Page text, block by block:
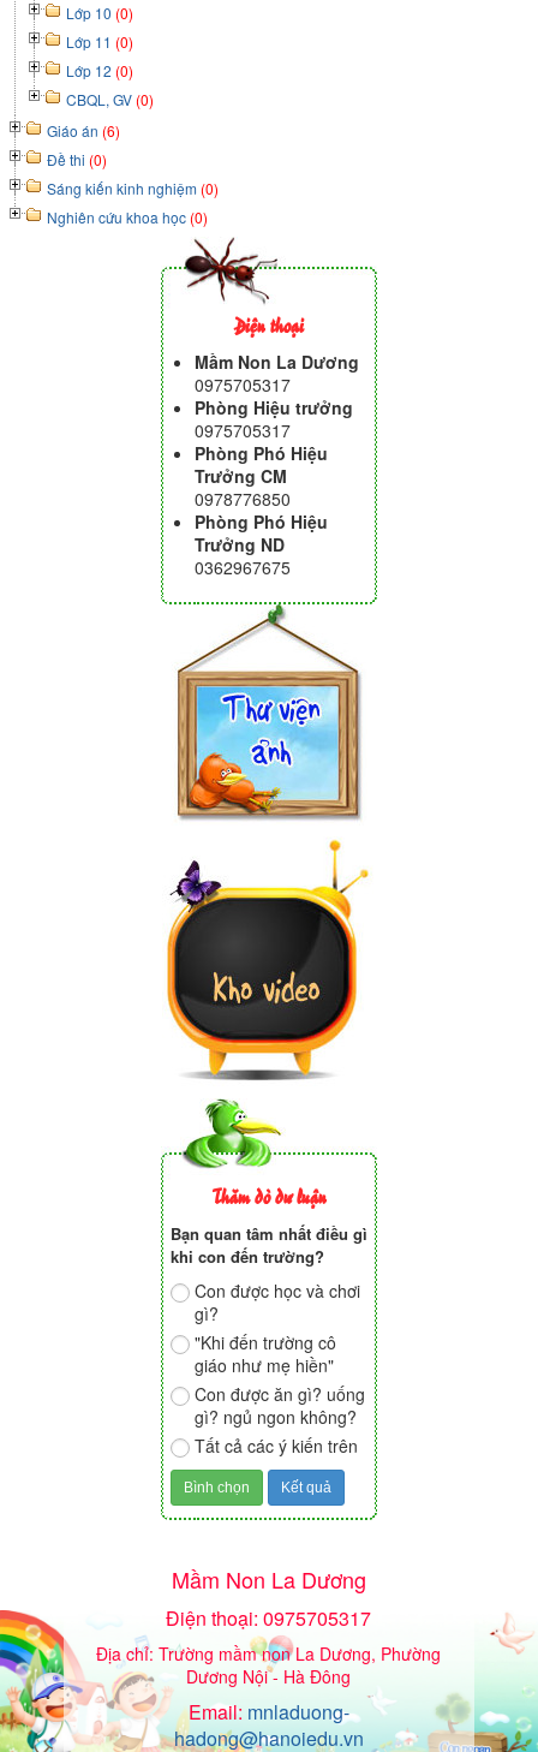
Lớp 10 (0)
Lớp 11 (0)
Lớp 12 (0)
CBQL, GV (0)
Giáo án (6)
Đề thi (0)
Sáng kiến kinh nghiệm (0)
Nghiên cứu khoa học (0)
Điện thoại
Mầm Non La Dương
0975705317
Phòng Hiệu trưởng
0975705317
Phòng Phó Hiệu
Trưởng CM
0978776850
Phòng Phó Hiệu
Trưởng ND
0362967675
Thăm dò dư luận
Bạn quan tâm nhất điều gì
khi con đến trường?
Con được học và chơi
gì?
"Khi đến trường cô
giáo như mẹ hiền"
Con được ăn gì? uống
gì? ngủ ngon không?
Tất cả các ý kiến trên
Mầm Non La Dương
Điện thoại: 0975705317
Địa chỉ: Trường mầm non La Dương, Phường
Dương Nội - Hà Đông
Email: mnladuong-
hadong@hanoiedu.vn